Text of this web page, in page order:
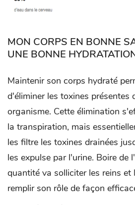
MON CORPS EN BONNE
UNE BONNE
Maintenir son corps hydraté
d'éliminer les toxines présentes
organisme. Cette élimination
la transpiration, mais
les filtre les toxines drainées
les expulse par l'urine. Boire de
quantité va solliciter les reins et
remplir son rôle de façon